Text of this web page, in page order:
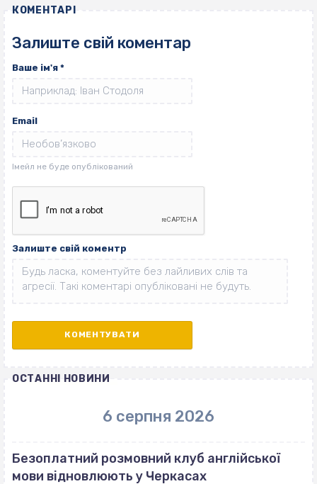
КОМЕНТАРІ
Залиште свій коментар
Ваше ім'я *
Email
Залиште свій коментр
ОСТАННІ НОВИНИ
6 серпня 2026
Безоплатний розмовний клуб англійської
мови відновлюють у Черкасах